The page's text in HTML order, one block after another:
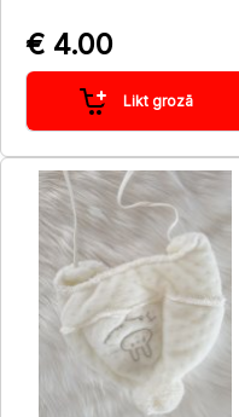
€ 4.00
Likt grozā